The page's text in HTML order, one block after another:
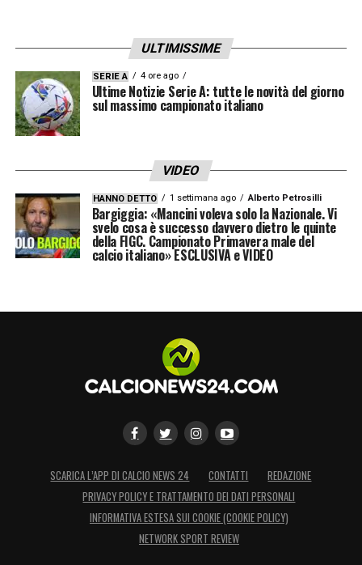
ULTIMISSIME
SERIE A 4 ore ago
Ultime Notizie Serie A: tutte le novità del giorno
sul massimo campionato italiano
VIDEO
HANNO DETTO 1 settimana ago Alberto Petrosilli
Bargiggia: «Mancini voleva solo la Nazionale. Vi
svelo cosa è successo davvero dietro le quinte
della FIGC. Campionato Primavera male del
calcio italiano» ESCLUSIVA e VIDEO
SCARICA L’APP DI CALCIO NEWS 24 CONTATTI
REDAZIONE
PRIVACY POLICY E TRATTAMENTO DEI DATI PERSONALI
INFORMATIVA ESTESA SUI COOKIE (COOKIE POLICY)
NETWORK SPORT REVIEW